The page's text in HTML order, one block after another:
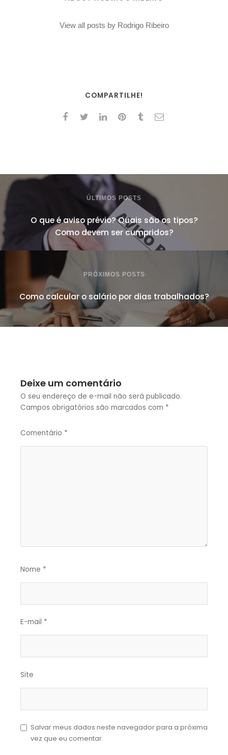
View all posts by Rodrigo Ribeiro
COMPARTILHE!
ÚLTIMOS POSTS
O que é aviso prévio? Quais são os tipos?
Como devem ser cumpridos?
PRÓXIMOS POSTS
Como calcular o salário por dias trabalhados?
Deixe um comentário
O seu endereço de e-mail não será publicado.
Campos obrigatórios são marcados com *
Comentário *
Nome *
E-mail *
Site
Salvar meus dados neste navegador para a próxima
vez que eu comentar.